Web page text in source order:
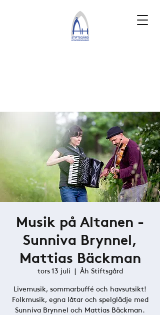
Musik på Altanen -
Sunniva Brynnel,
Mattias Bäckman
tors 13 juli
  |
Åh Stiftsgård
Livemusik, sommarbuffé och havsutsikt!
Folkmusik, egna låtar och spelglädje med
Sunniva Brynnel och Mattias Bäckman.